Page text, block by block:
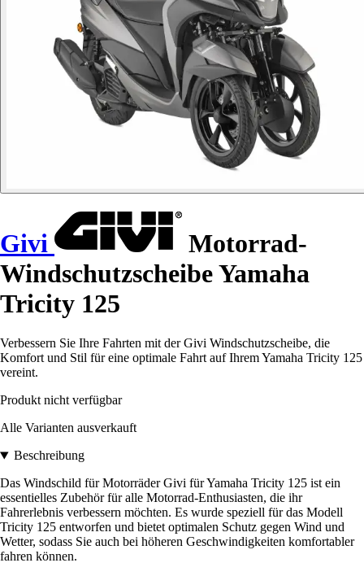
Givi
Motorrad-
Windschutzscheibe Yamaha
Tricity 125
Verbessern Sie Ihre Fahrten mit der Givi Windschutzscheibe, die
Komfort und Stil für eine optimale Fahrt auf Ihrem Yamaha Tricity 125
vereint.
Produkt nicht verfügbar
Alle Varianten ausverkauft
Beschreibung
Das Windschild für Motorräder Givi für Yamaha Tricity 125 ist ein
essentielles Zubehör für alle Motorrad-Enthusiasten, die ihr
Fahrerlebnis verbessern möchten. Es wurde speziell für das Modell
Tricity 125 entworfen und bietet optimalen Schutz gegen Wind und
Wetter, sodass Sie auch bei höheren Geschwindigkeiten komfortabler
fahren können.